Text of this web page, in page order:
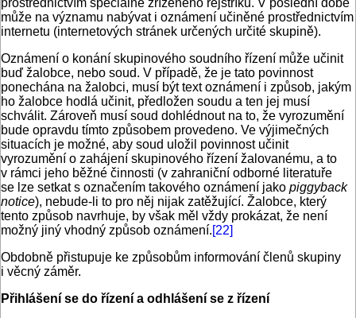
prostřednictvím speciálně zřízeného rejstříku. V poslední době
může na významu nabývat i oznámení učiněné prostřednictvím
internetu (internetových stránek určených určité skupině).
Oznámení o konání skupinového soudního řízení může učinit
buď žalobce, nebo soud. V případě, že je tato povinnost
ponechána na žalobci, musí být text oznámení i způsob, jakým
ho žalobce hodlá učinit, předložen soudu a ten jej musí
schválit. Zároveň musí soud dohlédnout na to, že vyrozumění
bude opravdu tímto způsobem provedeno. Ve výjimečných
situacích je možné, aby soud uložil povinnost učinit
vyrozumění o zahájení skupinového řízení žalovanému, a to
v rámci jeho běžné činnosti (v zahraniční odborné literatuře
se lze setkat s označením takového oznámení jako piggyback
notice), nebude-li to pro něj nijak zatěžující. Žalobce, který
tento způsob navrhuje, by však měl vždy prokázat, že není
možný jiný vhodný způsob oznámení.[22]
Obdobně přistupuje ke způsobům informování členů skupiny
i věcný záměr.
Přihlášení se do řízení a odhlášení se z řízení